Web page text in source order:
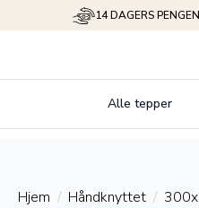
14 DAGERS
Alle tepper
Hjem Håndknyttet